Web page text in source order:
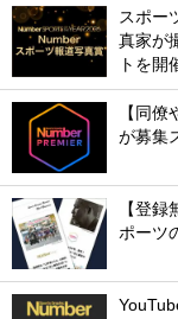
スポー
真家が
トを開
【同
が募集
【登
ポーツ